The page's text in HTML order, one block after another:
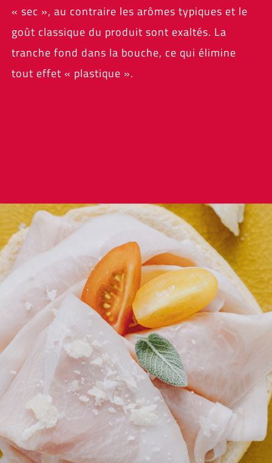
« sec », au contraire les arômes typiques et le
goût classique du produit sont exaltés. La
tranche fond dans la bouche, ce qui élimine
tout effet « plastique ».